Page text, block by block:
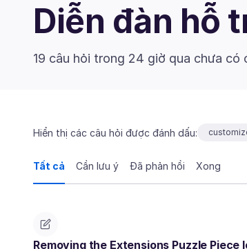
Diễn đàn hỗ
19 câu hỏi trong 24 giờ qua chưa có
Hiển thị các câu hỏi được đánh dấu:
Tất cả Cần lưu ý Đã phản hồi Xong
Removing the Extensions Puzzle Piece